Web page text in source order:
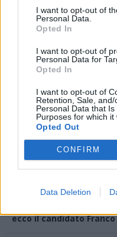
I want to opt-out of
Personal Data.
Opted In
I want to opt-out of
Personal Data for
Opted In
I want to opt-out of
Retention, Sale,
Personal Data that
Purposes for which it
Opted Out
CONFIRM
Data Deletion
Castronno
Redazione
l'informazione del
sempre in prima linea
LEGGI ANCHE
ELEZIONI
Lista,
ecco la candidata
candidato Lorenzo
ecco il candidato